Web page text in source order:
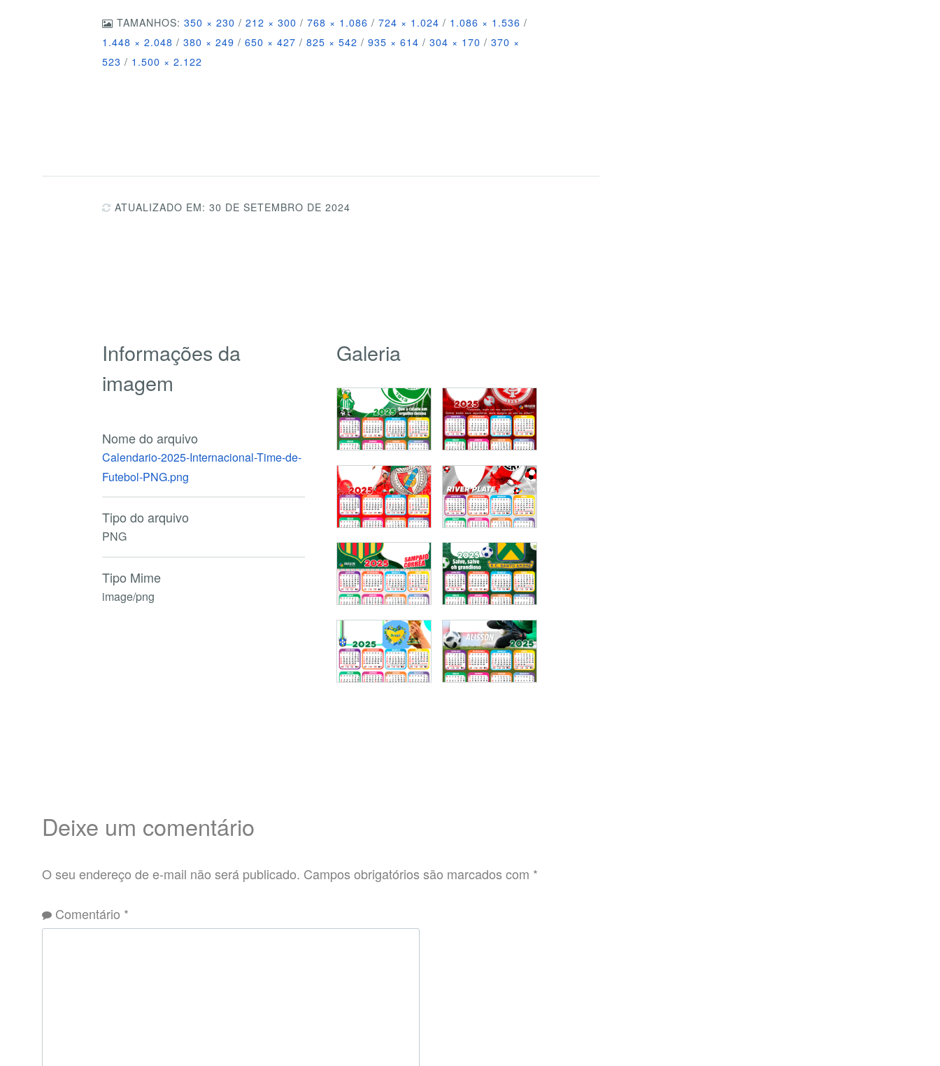
TAMANHOS:350 × 230 / 212 × 300 / 768 × 1.086 / 724 × 1.024 / 1.086 × 1.536 /
1.448 × 2.048 / 380 × 249 / 650 × 427 / 825 × 542 / 935 × 614 / 304 × 170 / 370 ×
523 / 1.500 × 2.122
ATUALIZADO EM: 30 DE SETEMBRO DE 2024
Informações da
imagem
Nome do arquivo
Calendario-2025-Internacional-Time-de-
Futebol-PNG.png
Tipo do arquivo
PNG
Tipo Mime
image/png
Galeria
Deixe um comentário
O seu endereço de e-mail não será publicado. Campos obrigatórios são marcados com *
Comentário *